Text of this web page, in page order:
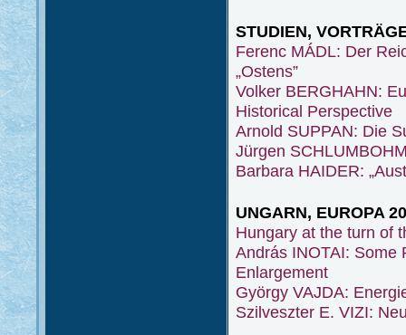
STUDIEN,
Ferenc MÁDL: Der
„Ostens”
Volker BERGHAHN:
Historical Perspective
Arnold SUPPAN: Die
Jürgen
Barbara HAIDER:
UNGARN, EUROPA
Hungary at the turn of
András INOTAI: Some
Enlargement
György VAJDA:
Szilveszter E. VIZI: